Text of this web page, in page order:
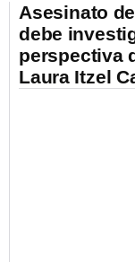
Asesinato
debe
perspectiva
Laura Itzel